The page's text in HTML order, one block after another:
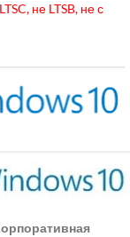
не LTSB, не с